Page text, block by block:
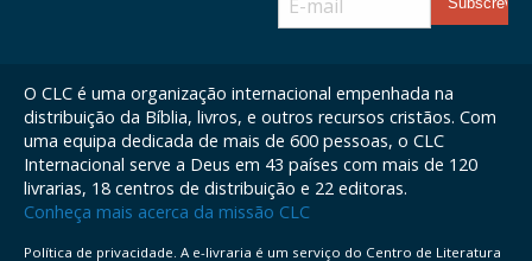
O CLC é uma organização internacional empenhada na
distribuição da Bíblia, livros, e outros recursos cristãos. Com
uma equipa dedicada de mais de 600 pessoas, o CLC
Internacional serve a Deus em 43 países com mais de 120
livrarias, 18 centros de distribuição e 22 editoras.
Conheça mais acerca da missão CLC
Política de privacidade. A e-livraria é um serviço do Centro de Literatura